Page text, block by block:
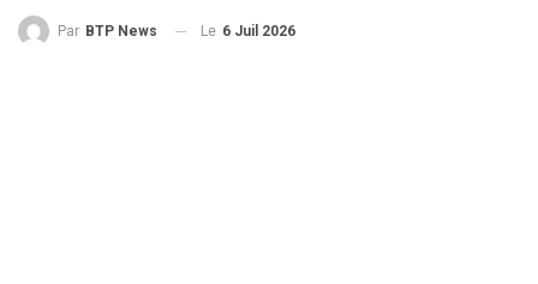
Par BTP News Le 6 Juil 2026